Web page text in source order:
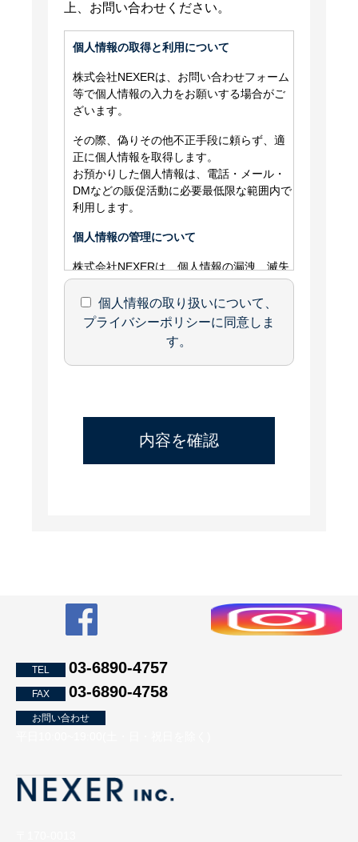
上、お問い合わせください。
個人情報の取得と利用について
株式会社NEXERは、お問い合わせフォーム
等で個人情報の入力をお願いする場合がご
ざいます。
その際、偽りその他不正手段に頼らず、適
正に個人情報を取得します。
お預かりした個人情報は、電話・メール・
DMなどの販促活動に必要最低限な範囲内で
利用します。
個人情報の管理について
株式会社NEXERは、個人情報の漏洩、滅失
または破損防止、その他の個人情報安全管
理の為に必要かつ適切な措置を講じます。
個人情報の委託について
な監督を行います。
ます。
い場合は、情報開示に応じません。
個人情報の第三者への提供について
株式会社NEXERは、個人情報保護法の法令
ん。また、以下の場合は、本人の承諾無く
開示を行う場合があります。
個人情報の取り扱いについて、
プライバシーポリシーに同意しま
す。
TEL 03-6890-4757
FAX 03-6890-4758
お問い合わせ